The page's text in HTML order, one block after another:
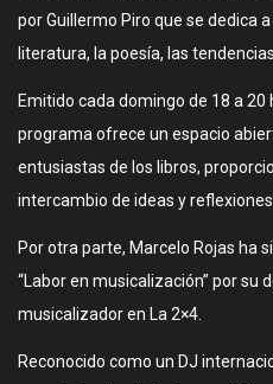
por Guillermo Piro que se dedica
literatura, la poesía, las
Emitido cada domingo de 18 a 20
programa ofrece un espacio
entusiastas de los libros,
intercambio de ideas y
Por otra parte, Marcelo Rojas ha
“Labor en musicalización” por su
musicalizador en La 2×4.
Reconocido como un DJ